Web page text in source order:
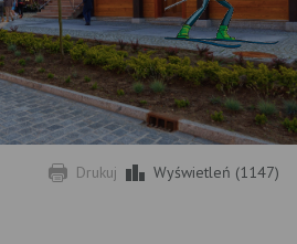
Drukuj Wyświetleń (1147)